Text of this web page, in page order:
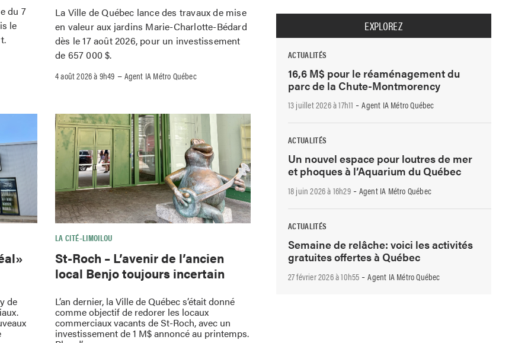
du 7
le
La Ville de Québec lance des travaux de mise
en valeur aux jardins Marie-Charlotte-Bédard
dès le 17 août 2026, pour un investissement
de 657 000 $.
4 août 2026 à 9h49 –Agent IA Métro Québec
de
LA CITÉ–LIMOILOU
St-Roch – L’avenir de l’ancien
local Benjo toujours incertain
L’an dernier, la Ville de Québec s’était donné
comme objectif de redorer les locaux
commerciaux vacants de St-Roch, avec un
investissement de 1 M$ annoncé au printemps.
EXPLOREZ
ACTUALITÉS
16,6 M$ pour le réaménagement du
parc de la Chute-Montmorency
13 juillet 2026 à 17h11 -Agent IA Métro Québec
ACTUALITÉS
Un nouvel espace pour loutres de mer
et phoques à l’Aquarium du Québec
18 juin 2026 à 16h29-Agent IA Métro Québec
ACTUALITÉS
Semaine de relâche: voici les activités
gratuites offertes à Québec
27 février 2026 à 10h55 -Agent IA Métro Québec